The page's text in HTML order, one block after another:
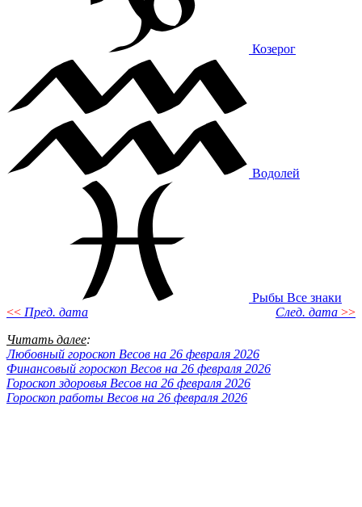
Козерог
Водолей
Рыбы Все знаки
<< Пред. дата След. дата >>
Читать далее:
Любовный гороскоп Весов на 26 февраля 2026
Финансовый гороскоп Весов на 26 февраля 2026
Гороскоп здоровья Весов на 26 февраля 2026
Гороскоп работы Весов на 26 февраля 2026